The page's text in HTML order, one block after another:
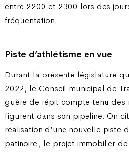
entre 2200 et 2300 lors des
fréquentation.
Piste d’athlétisme en vue
Durant la présente législature
2022, le Conseil municipal de
guère de répit compte tenu des
figurent dans son pipeline. On
réalisation d’une nouvelle piste
patinoire ; le projet immobilier